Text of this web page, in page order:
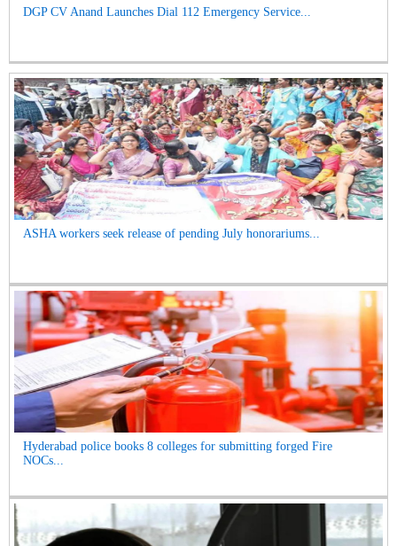
DGP CV Anand Launches Dial 112 Emergency Service...
ASHA workers seek release of pending July honorariums...
Hyderabad police books 8 colleges for submitting forged Fire
NOCs...